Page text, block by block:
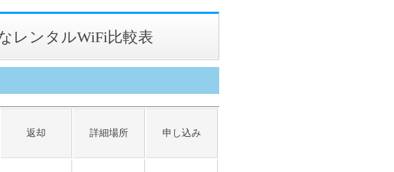
レンタルWiFi比較表
返却 詳細場所 申し込み